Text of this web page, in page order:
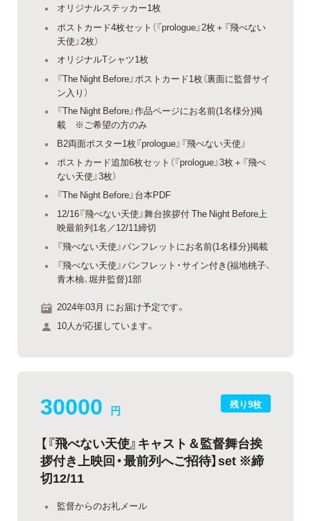
オリジナルステッカー1枚
ポストカード4枚セット（『prologue』2枚＋『飛べない
天使』2枚）
オリジナルTシャツ1枚
『The Night Before』ポストカード1枚（裏面に監督サイ
ン入り）
『The Night Before』作品ページにお名前(1名様分)掲
載 ※ご希望の方のみ
B2両面ポスター1枚『prologue』『飛べない天使』
ポストカード追加6枚セット（『prologue』3枚＋『飛べ
ない天使』3枚）
『The Night Before』台本PDF
12/16『飛べない天使』舞台挨拶付 The Night Before上
映最前列1名／12/11締切
『飛べない天使』パンフレットにお名前(1名様分)掲載
『飛べない天使』パンフレット・サイン付き(福地桃子、
青木柚、堀井監督)1部
2024年03月 にお届け予定です。
10人が応援しています。
残り9枚
30000 円
【『飛べない天使』キャスト＆監督舞台挨
拶付き上映回・最前列へご招待】set ※締
切12/11
監督からのお礼メール